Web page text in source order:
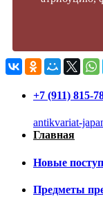
+7 (911) 815-
antikvariat-
Главная
Новые
Предметы